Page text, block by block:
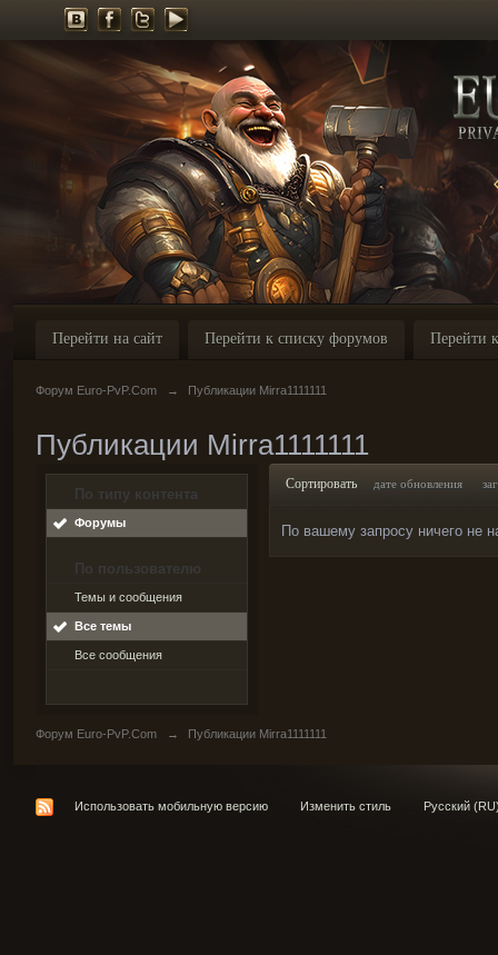
Перейти на сайт Перейти к списку форумов Перейти
Форум Euro-PvP.Com → Публикации Mirra1111111
Публикации Mirra1111111
По типу контента
Форумы
По пользователю
Темы и сообщения
Все темы
Все сообщения
Сортировать дате обновления
По вашему запросу ничего не
Форум Euro-PvP.Com → Публикации Mirra1111111
Использовать мобильную версию Изменить стиль Русский